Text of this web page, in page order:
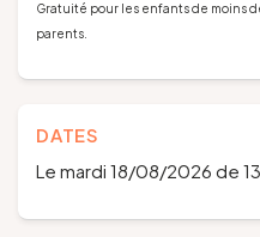
Gratuité pour les enfants de moins
parents.
DATES
Le mardi 18/08/2026 de